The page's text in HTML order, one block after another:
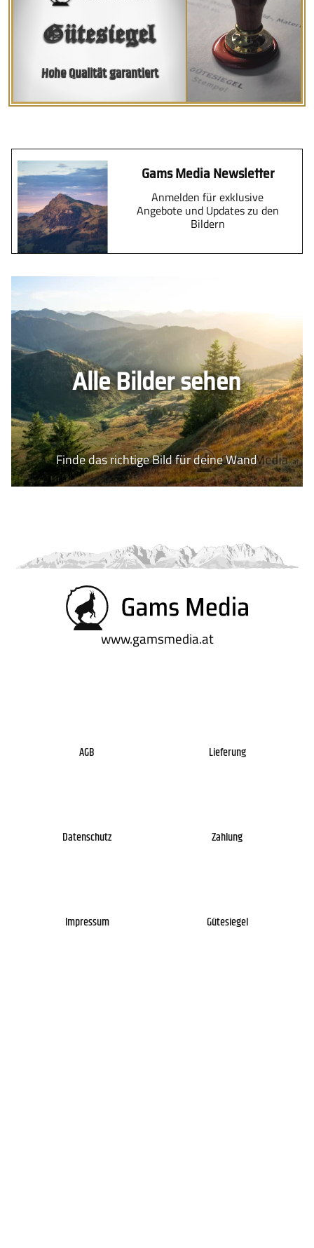
Gütesiegel
Hohe Qualität garantiert
Gams Media Newsletter
Anmelden für exklusive
Angebote und Updates zu den
Bildern
Alle Bilder sehen
Finde das richtige Bild für deine Wand
www.gamsmedia.at
AGB
Datenschutz
Impressum
Lieferung
Zahlung
Gütesiegel